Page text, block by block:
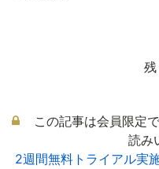
この記事は会員限定
読み
2週間無料トライアル実